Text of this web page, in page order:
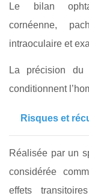
Le bilan
cornéenne,
intraoculaire et
La précision
conditionnent
Risques et
Réalisée par un
considérée
effets